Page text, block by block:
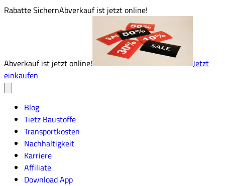
Rabatte SichernAbverkauf ist jetzt online!
Abverkauf ist jetzt online!
Jetzt
einkaufen
Blog
Tietz Baustoffe
Transportkosten
Nachhaltigkeit
Karriere
Affiliate
Download App